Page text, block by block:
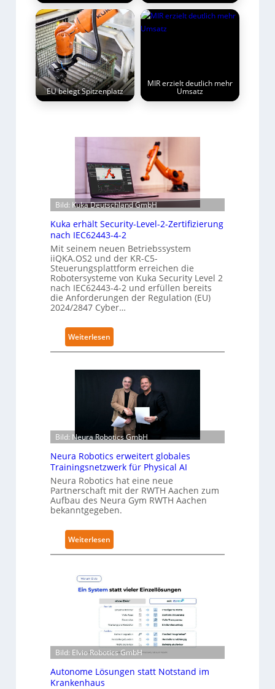
EU belegt Spitzenplatz
MIR erzielt deutlich mehr
Umsatz
Bild: Kuka Deutschland GmbH
Kuka erhält Security-Level-2-Zertifizierung
nach IEC62443-4-2
Mit seinem neuen Betriebssystem
iiQKA.OS2 und der KR-C5-
Steuerungsplattform erreichen die
Robotersysteme von Kuka Security Level 2
nach IEC62443-4-2 und erfüllen bereits
die Anforderungen der Regulation (EU)
2024/2847 Cyber…
Weiterlesen
K
e
r
h
ä
l
t
S
e
c
u
r
t
L
e
e
l
-
2
Bild: Neura Robotics GmbH
Neura Robotics erweitert globales
Trainingsnetzwerk für Physical AI
Neura Robotics hat eine neue
Partnerschaft mit der RWTH Aachen zum
Aufbau des Neura Gym RWTH Aachen
bekanntgegeben.
Weiterlesen
N
r
a
o
b
o
t
Bild: Elvio Robotics GmbH
Autonome Lösungen statt Notstand im
Krankenhaus